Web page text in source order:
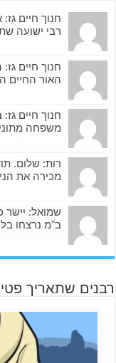
חנוך חיים
רבי ישועה
חנוך חיים
האור החיים
חנוך חיים
משפחה
רות: שלום.
מכירה את
שמואל: יישר
ב"מ נרצחו
רבנים שתאריך